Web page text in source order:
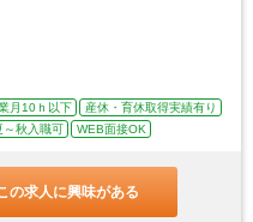
月10ｈ以下
産休・育休取得実績有り
～秋入職可 WEB面接OK
の求人に興味がある